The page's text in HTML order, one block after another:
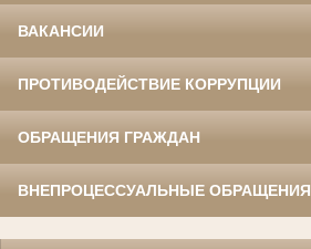
ВАКАНСИИ
ПРОТИВОДЕЙСТВИЕ КОРРУПЦИИ
ОБРАЩЕНИЯ ГРАЖДАН
ВНЕПРОЦЕССУАЛЬНЫЕ ОБРАЩЕНИЯ